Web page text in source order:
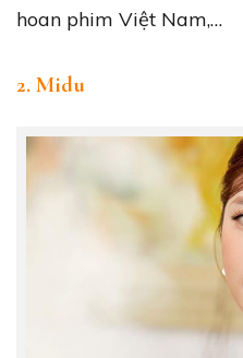
hoan phim Việt Nam,…
2. Midu